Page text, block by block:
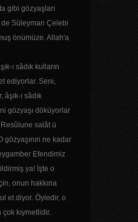
gibi gözyaşları
Süleyman Çelebi
önümüze. Allah'a
ı sâdık kulların
ediyorlar. Seni,
ı sâdık
gözyaşı döküyorlar
salât ü
gözyaşının ne kadar
Efendimiz
ya! İşte o
onun hakkına
et diyor. Öyledir, o
kıymetlidir.